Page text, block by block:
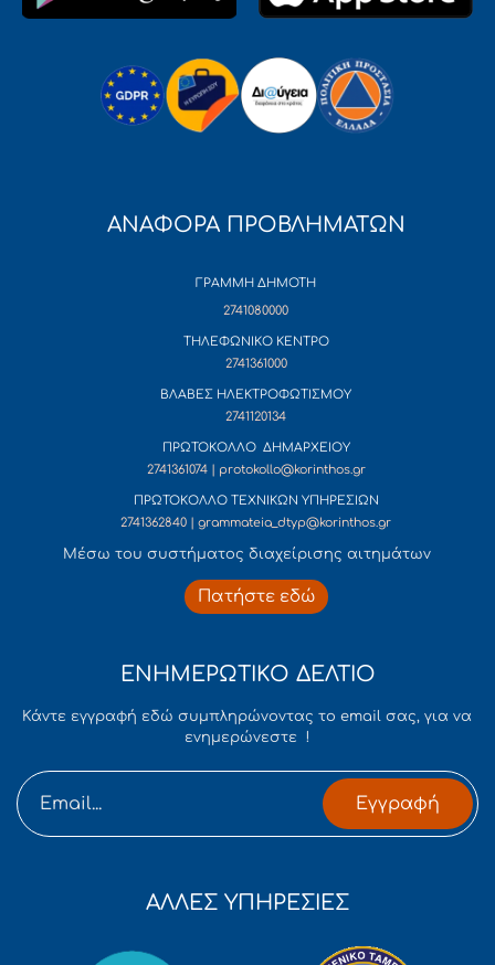
ΑΝΑΦΟΡΑ ΠΡΟΒΛΗΜΑΤΩΝ
ΓΡΑΜΜΗ ΔΗΜΟΤΗ
2741080000
ΤΗΛΕΦΩΝΙΚΟ ΚΕΝΤΡΟ
2741361000
ΒΛΑΒΕΣ ΗΛΕΚΤΡΟΦΩΤΙΣΜΟΥ
2741120134
ΠΡΩΤΟΚΟΛΛΟ ΔΗΜΑΡΧΕΙΟΥ
2741361074 | protokollo@korinthos.gr
ΠΡΩΤΟΚΟΛΛΟ ΤΕΧΝΙΚΩΝ ΥΠΗΡΕΣΙΩΝ
2741362840 | grammateia_dtyp@korinthos.gr
Mέσω του συστήματος διαχείρισης αιτημάτων
Πατήστε εδώ
ΕΝΗΜΕΡΩΤΙΚΟ ΔΕΛΤΙΟ
Κάντε εγγραφή εδώ συμπληρώνοντας το email σας, για να
ενημερώνεστε !
Εγγραφή
ΑΛΛΕΣ ΥΠΗΡΕΣΙΕΣ